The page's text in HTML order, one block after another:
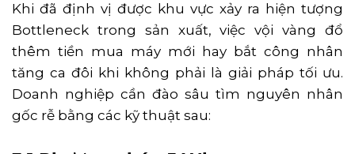
Khi đã định vị được khu vực xảy ra hiện tượng
Bottleneck trong sản xuất, việc vội vàng đổ
thêm tiền mua máy mới hay bắt công nhân
tăng ca đôi khi không phải là giải pháp tối ưu.
Doanh nghiệp cần đào sâu tìm nguyên nhân
gốc rễ bằng các kỹ thuật sau: